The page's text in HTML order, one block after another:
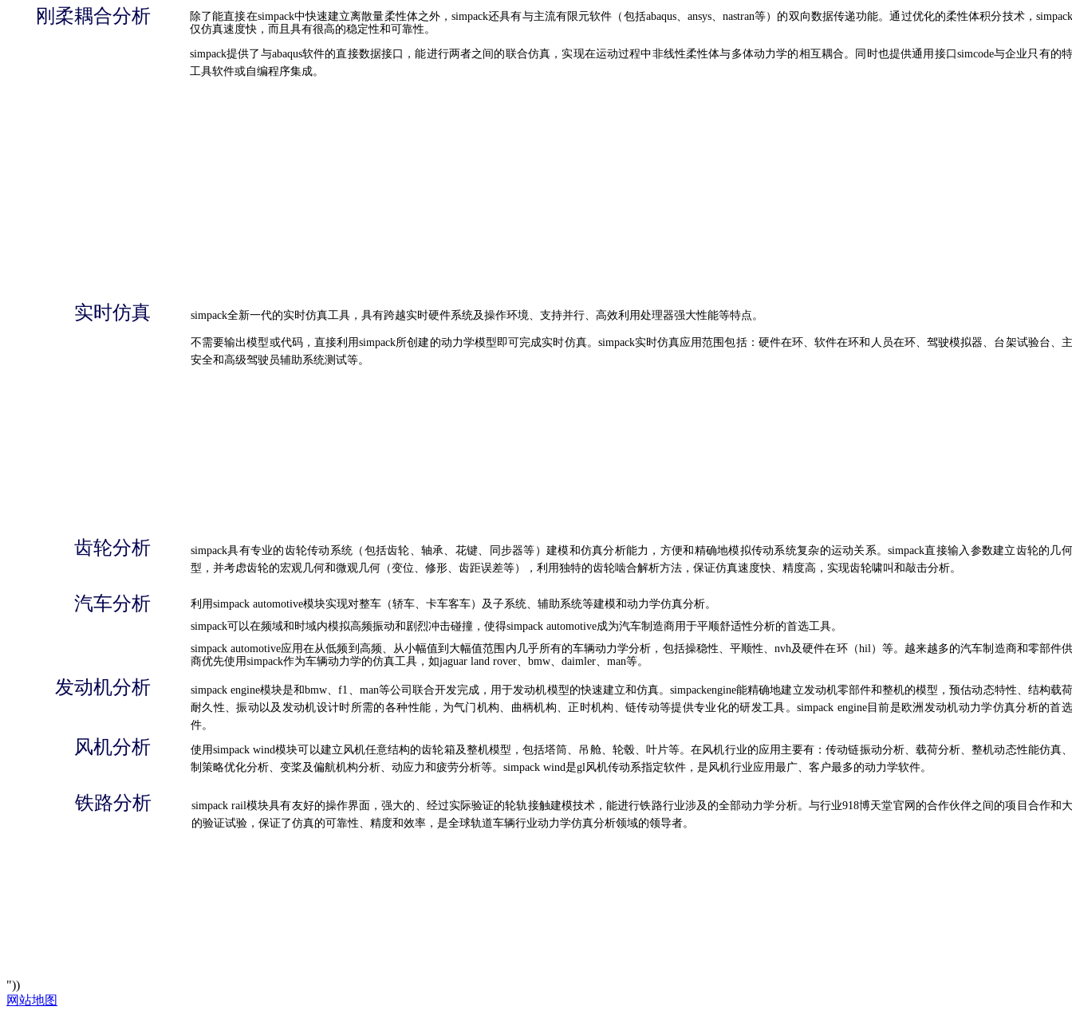
发动机分析
风机分析 使用simpack wind模块可以建立风机任意结构的齿轮箱及整机模型，包括塔筒、吊舱、轮毂、叶片等。在风机行业的应用主要有：传动链振动分析、载荷分析、整机动态性能仿真
制策略优化分析、变桨及偏航机构分析、动应力和疲劳分析等。simpack wind是gl风机传动系指定软件， 是风机行业应用最广、客户最多的动力学软件。
simpack rail模块具有友好的操作界面，强大的、经过实际验证的轮轨接触建模技术，能进行铁路行业涉及的全部动力学分析。与行业918博天堂官网的合作伙伴之间的项目合作和
的验证试验，保证了仿真的可靠性、精度和效率，是全球轨道车辆行业动力学仿真分析领域的领导者。
铁路分析
除了能直接在simpack中快速建立离散量柔性体之外，simpack还具有与主流有限元软件（包括abaqus、ansys、nastran等）的双向数据传递功能。通过优化的柔性体积分​​技术，
仅仿真速度快，而且具有很高的稳定性和可靠性。
simpack提供了与abaqus软件的直接数据接口，能进行两者之间的联合仿真，实现在运动过程中非线性柔性体与多体动力学的相互耦合。​
同时也提供通用接口simcode与企业只有的
工具软件或自编程序集成。
simpack engine模块是和bmw、f1、man等公司联合开发完成，用于发动机模型的快速建立和仿真。simpackengine能精确地建立发动机零部件和整机的模型，预估动态特性、结构载
耐久性、振动以及发动机设计时所需的各种性能，为气门机构、曲柄机构、正时机构、链传动等提供专业化的研发工具。simpack engine目前是欧洲发动机动力学仿真分析的首
件。
利用simpack automotive模块实现对整车（轿车、卡车客车）及子系统、辅助系统等建模和动力学仿真分析。
simpack可以在频域和时域内模拟高频振动和剧烈冲击碰撞， 使得simpack automotive成为汽车制造商用于平顺舒适性分析的首选工具。
simpack automotive应用在从低频到高频、从小幅值到 大幅值范围内几乎所有的车辆动力学分析，包括操稳性、平顺性、nvh及硬件在环（hil）等。越来越多的汽车制造商和零部件
商优先使用simpack作为车辆动力学的仿真工具， 如jaguar land rover、bmw、daimler、man等。
实时仿真
汽车分析
齿轮分析 simpack具有专业的齿轮传动系统（包括齿轮、轴承、 花键、同步器等）建模和仿真分析能力，方便和精确地模拟传动系统复杂的运动关系。simpack直接输入参数建立齿轮的几
型，并考虑齿轮的宏观几何和微观几何（变位、修形、齿距误差等），利用独特的齿轮啮合解析方法，保证仿真速度快、精度高，实现齿轮啸叫和敲击分析。
simpack全新一代的实时仿真工具，具有跨越实时硬件系统及操作环境、支持并行、高效利用处理器强大性能等特点。
不需要输出模型或代码，直接利用simpack所创建的动力学模型即可完成实时仿真。simpack实时仿真应用范围包括：硬件在环、软件在环和人员在环、驾驶模拟器、台架试验台、
安全和高级驾驶员辅助系统测试等。
刚柔耦合分析
"))
网站地图